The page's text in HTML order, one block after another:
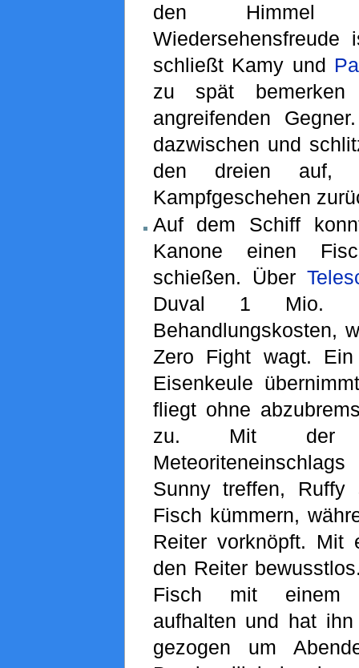
den Himmel
schließt Kamy und
zu spät
angreifenden
dazwischen und
den dreien auf,
Kampfgeschehen
Auf dem Schiff
Kanone einen
schießen. Über
Duval 1 Mio.
Behandlungskosten,
Zero Fight wagt.
Eisenkeule
fliegt ohne
zu. Mit der
Sunny treffen,
Fisch kümmern,
Reiter vorknöpft. Mit
den Reiter
Fisch mit
aufhalten und hat
gezogen um